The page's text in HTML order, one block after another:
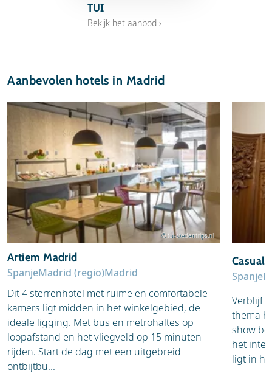
TUI
Bekijk het aanbod ›
Aanbevolen hotels in Madrid
© tui-stedentrips.nl
Artiem Madrid
SpanjeMadrid (regio)Madrid
Dit 4 sterrenhotel met ruime en comfortabele
kamers ligt midden in het winkelgebied, de
ideale ligging. Met bus en metrohaltes op
loopafstand en het vliegveld op 15 minuten
rijden. Start de dag met een uitgebreid
ontbijtbu...
Casual
Spanje
Verblijf
thema
show
het
ligt in